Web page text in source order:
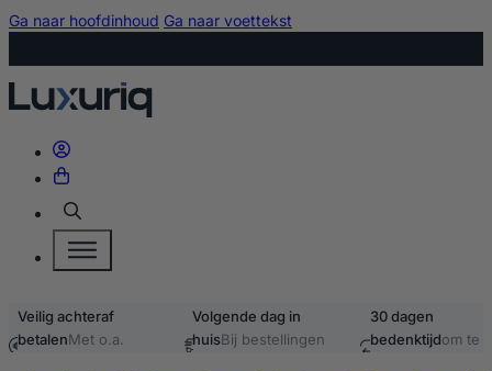
Ga naar hoofdinhoud Ga naar voettekst
Zoeken
Veilig achteraf
betalenMet o.a.
Volgende dag in
huisBij bestellingen
30 dagen
bedenktijdom te